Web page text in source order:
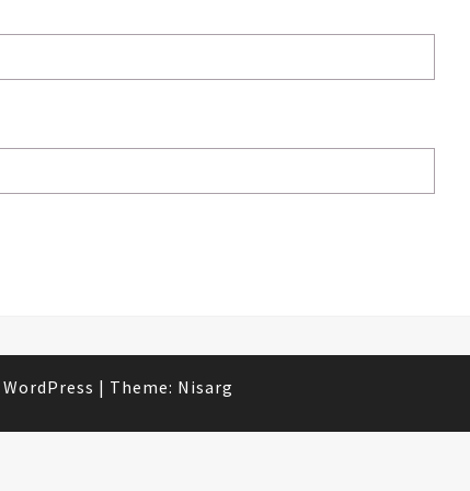
WordPress | Theme: Nisarg